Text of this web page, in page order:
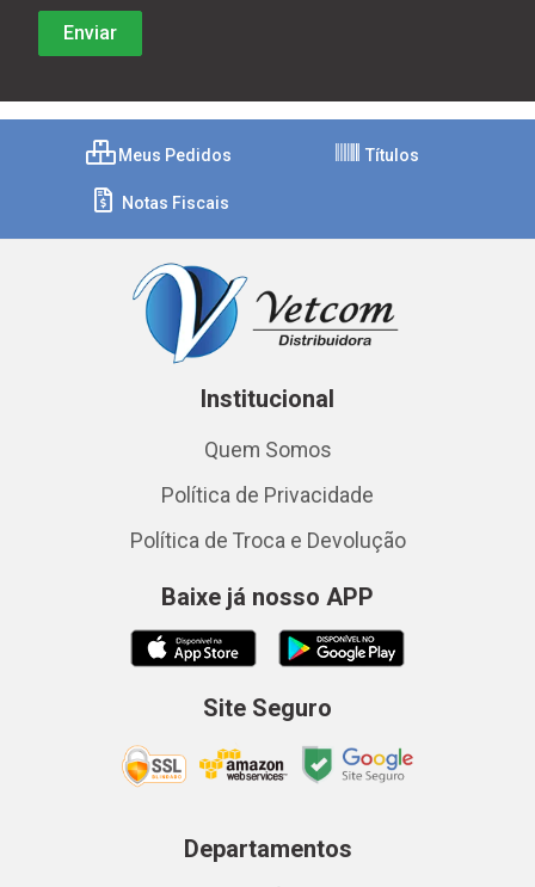
Meus Pedidos Títulos
Notas Fiscais
Institucional
Quem Somos
Política de Privacidade
Política de Troca e Devolução
Baixe já nosso APP
Site Seguro
Departamentos